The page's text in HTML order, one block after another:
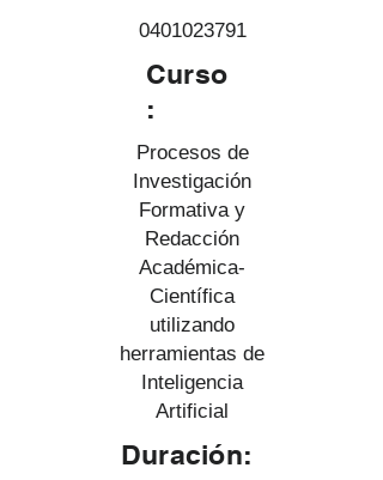
0401023791
Curso
:
Procesos de
Investigación
Formativa y
Redacción
Académica-
Científica
utilizando
herramientas de
Inteligencia
Artificial
Duración: